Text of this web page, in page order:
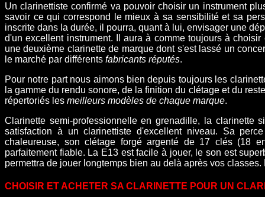
Un clarinettiste confirmé va pouvoir choisir un instrument
savoir ce qui correspond le mieux à sa sensibilité et sa
inscrite dans la durée, il pourra, quant à lui, envisager une
d'un excellent instrument. Il aura à comme toujours à
une deuxième clarinette de marque dont s'est lassé un
le marché par différents fabricants réputés.
Pour notre part nous aimons bien depuis toujours les
la gamme du rendu sonore, de la finition du clétage et du
répertoriés les meilleurs modèles de chaque marque.
Clarinette semi-professionnelle en grenadille, la clarinette si
satisfaction à un clarinettiste d'excellent niveau. Sa
chaleureuse, son clétage forgé argenté de 17 clés (18
parfaitement fiable. La E13 est facile à jouer, le son est
permettra de jouer longtemps bien au delà après vos
CHOISIR ET ACHETER SA CLARINETTE POUR UN